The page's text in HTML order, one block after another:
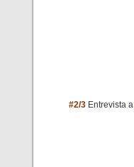
#2/3Entrevista a